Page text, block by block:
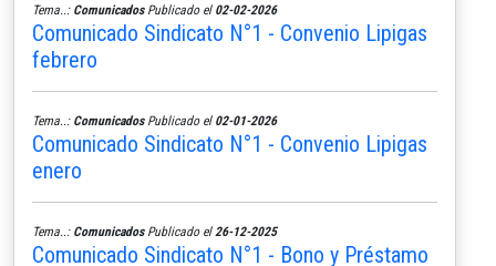
Tema..: ComunicadosPublicado el 02-02-2026
Comunicado Sindicato N°1 - Convenio Lipigas
febrero
Tema..: ComunicadosPublicado el 02-01-2026
Comunicado Sindicato N°1 - Convenio Lipigas
enero
Tema..: ComunicadosPublicado el 26-12-2025
Comunicado Sindicato N°1 - Bono y Préstamo